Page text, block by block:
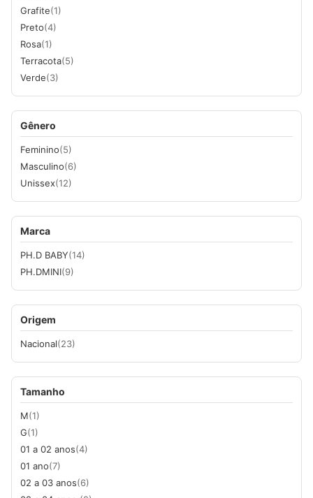
Grafite(1)
Preto(4)
Rosa(1)
Terracota(5)
Verde(3)
Gênero
Feminino(5)
Masculino(6)
Unissex(12)
Marca
PH.D BABY(14)
PH.DMINI(9)
Origem
Nacional(23)
Tamanho
M(1)
G(1)
01 a 02 anos(4)
01 ano(7)
02 a 03 anos(6)